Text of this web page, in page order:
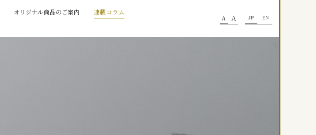
オリジナル商品のご案内
連載コラム
A A JP EN